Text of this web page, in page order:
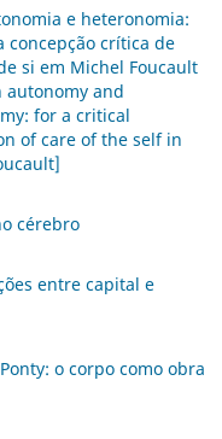
e heteronomia:
concepção crítica de
si em Michel Foucault
autonomy and
for a critical
of care of the self in
cérebro
entre capital e
o corpo como obra